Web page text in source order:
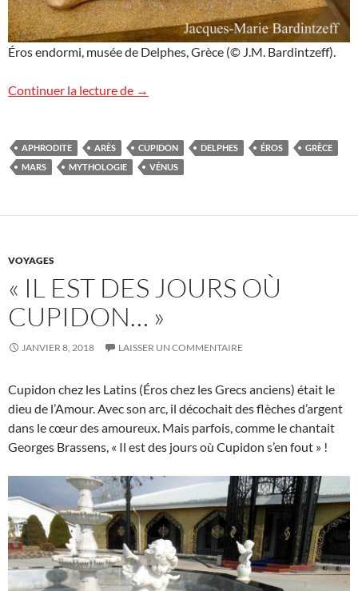
Éros endormi, musée de Delphes, Grèce (© J.M. Bardintzeff).
Continuer la lecture de Éros endormi
→
APHRODITE ARÈS CUPIDON DELPHES ÉROS
GRÈCE
MARS
MYTHOLOGIE VÉNUS
VOYAGES
« IL EST DES JOURS OÙ
CUPIDON… »
JANVIER 8, 2018 LAISSER UN COMMENTAIRE
Cupidon chez les Latins (Éros chez les Grecs anciens) était le
dieu de l’Amour. Avec son arc, il décochait des flèches d’argent
dans le cœur des amoureux. Mais parfois, comme le chantait
Georges Brassens, « Il est des jours où Cupidon s’en fout » !